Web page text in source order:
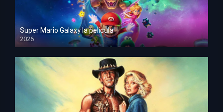
Super Mario Galaxy la película
2026
HD 1080p